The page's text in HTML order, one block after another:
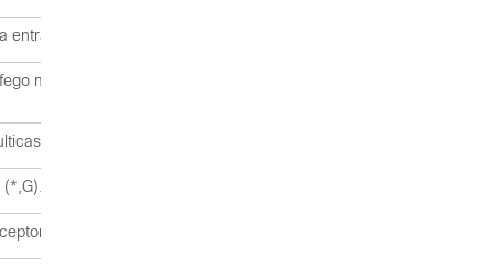
de roteamento multicast.
multicast chegou à interface correta com base na rota unicast
da origem para todos os receptores.
diretamente à fonte e é representado por (S,G).